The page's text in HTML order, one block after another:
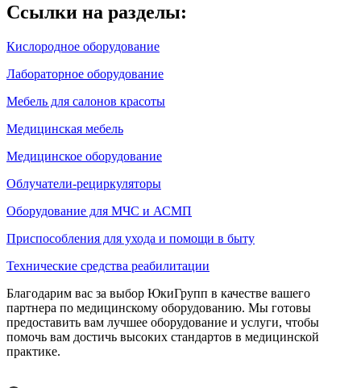
Ссылки на разделы:
Кислородное оборудование
Лабораторное оборудование
Мебель для салонов красоты
Медицинская мебель
Медицинское оборудование
Облучатели-рециркуляторы
Оборудование для МЧС и АСМП
Приспособления для ухода и помощи в быту
Технические средства реабилитации
Благодарим вас за выбор ЮкиГрупп в качестве вашего
партнера по медицинскому оборудованию. Мы готовы
предоставить вам лучшее оборудование и услуги, чтобы
помочь вам достичь высоких стандартов в медицинской
практике.